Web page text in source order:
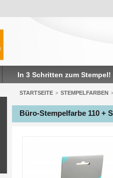
In 3 Schritten zum Stempel!
STARTSEITE > STEMPELFARBEN >
Büro-Stempelfarbe 110 +